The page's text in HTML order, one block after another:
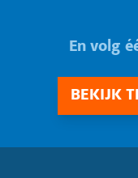
En volg
BEKIJK